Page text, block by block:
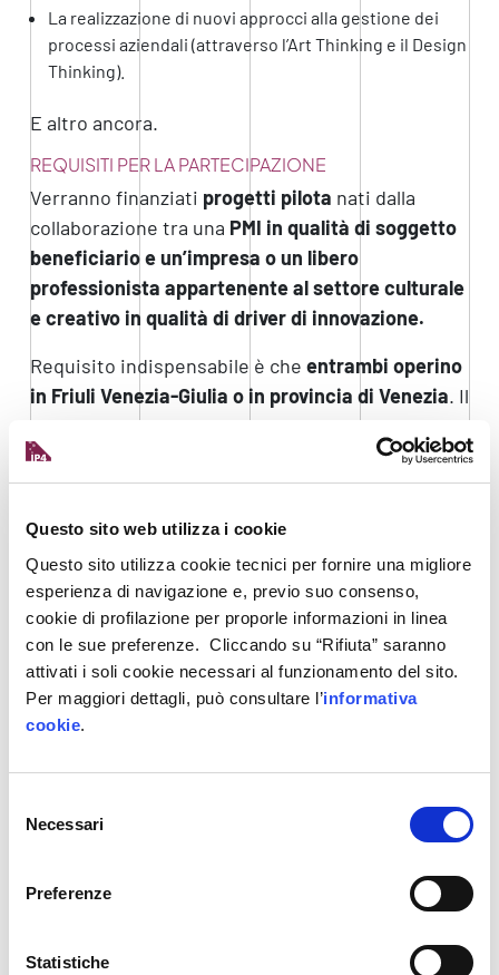
Questo sito web utilizza i cookie
Questo sito utilizza cookie tecnici per fornire una migliore
esperienza di navigazione e, previo suo consenso,
cookie di profilazione per proporle informazioni in linea
con le sue preferenze. Cliccando su “Rifiuta” saranno
attivati i soli cookie necessari al funzionamento del sito.
Per maggiori dettagli, può consultare l’informativa
cookie.
delNecessari
Preferenze
Statistiche
La realizzazione di nuovi approcci alla gestione dei
processi aziendali (attraverso l’Art Thinking e il Design
Thinking).
E altro ancora.
REQUISITI PER LA PARTECIPAZIONE
Verranno finanziati progetti pilota nati dalla
collaborazione tra una PMI in qualità di soggetto
beneficiarioe un’impresa o un libero
professionista appartenente al settore culturale
e creativo in qualità di driver di innovazione.
Requisito indispensabile è che entrambi operino
in Friuli Venezia-Giulia o in provincia di Venezia. Il
20% delle risorse messe a disposizione dal bando
può essere destinato anche ai soggetti attivi
nelle province di Belluno e Treviso. Inoltre,le PMI
2 anni.
GLI HUB DIVA A SOSTEGNO DELLE IMPRESE
Per offrire ai candidati l’adeguata assistenza nella
creazione di nuove opportunità di partnership
oltre che nello sviluppo e nell’implementazione
delle idee progettuali, sono stati attivatigli hub
ciascun progetto pilota selezionato, al fine di
monitorare il regolare avanzamento delle attività.
, insieme a Friuli Innovazione,
è l’hub di riferimento per le aziende del Friuli
TEMPISTICHE E BUDGET DISPONIBILE